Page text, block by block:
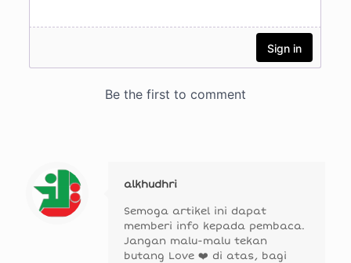
alkhudhri
Semoga artikel ini dapat
memberi info kepada pembaca.
Jangan malu-malu tekan
butang Love ❤️ di atas, bagi